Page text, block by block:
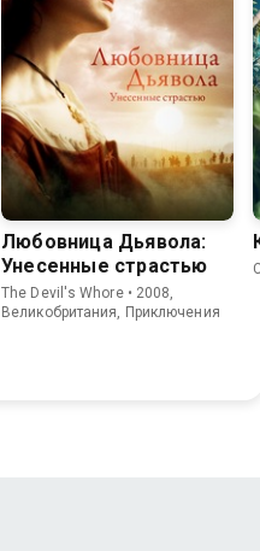
Любовница Дьявола:
Унесенные страстью
The Devil's Whore • 2008,
Великобритания, Приключения